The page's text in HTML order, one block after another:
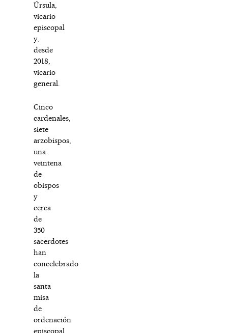
Úrsula,
vicario
episcopal
y,
desde
2018,
vicario
general.
Cinco
cardenales,
siete
arzobispos,
una
veintena
de
obispos
y
cerca
de
350
sacerdotes
han
concelebrado
la
santa
misa
de
ordenación
episcopal